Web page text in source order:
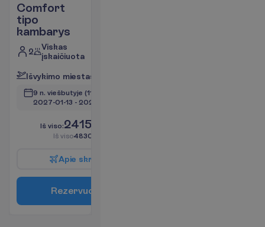
Comfort
tipo
kambarys
2
Viskas
įskaičiuota
Išvykimo miestas
9 n. viešbutyje (11 n. iš viso)
2027-01-13 - 2027-01-23
Iš viso:2415.00
Iš viso4830.00
Apie skr
Rezervuo